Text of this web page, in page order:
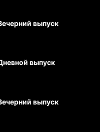
выпуск
выпуск
выпуск